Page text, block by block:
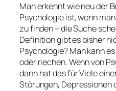
Man erkennt wie neu der
Psychologie ist, wenn
zu finden – die Suche
Definition gibt es bisher
Psychologie? Man kann
oder riechen. Wenn von
dann hat das für Viele
Störungen, Depressionen